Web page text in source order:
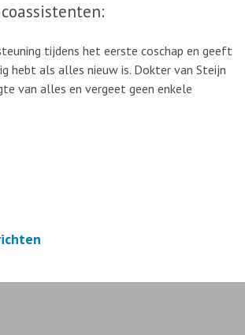
tijdens het eerste coschap en geeft
hebt als alles nieuw is. Dokter van Steijn
van alles en vergeet geen enkele